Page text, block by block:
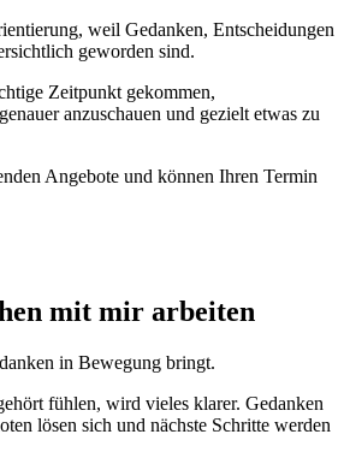
weil Gedanken, Entscheidungen
geworden sind.
Zeitpunkt gekommen,
anzuschauen und gezielt etwas zu
Angebote und können Ihren Termin
mit mir arbeiten
in Bewegung bringt.
fühlen, wird vieles klarer. Gedanken
lösen sich und nächste Schritte werden